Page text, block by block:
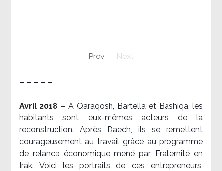
Prev Next
– – – – –
Avril 2018 –A Qaraqosh, Bartella et Bashiqa, les
habitants sont eux-mêmes acteurs de la
reconstruction. Après Daech, ils se remettent
courageusement au travail grâce au programme
de relance économique mené par Fraternité en
Irak. Voici les portraits de ces entrepreneurs,